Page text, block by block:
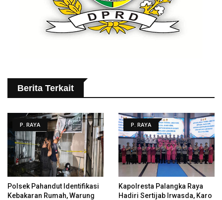
Berita Terkait
P. RAYA
Polsek Pahandut Identifikasi
Kebakaran Rumah, Warung
P. RAYA
Kapolresta Palangka Raya
Hadiri Sertijab Irwasda, Karo